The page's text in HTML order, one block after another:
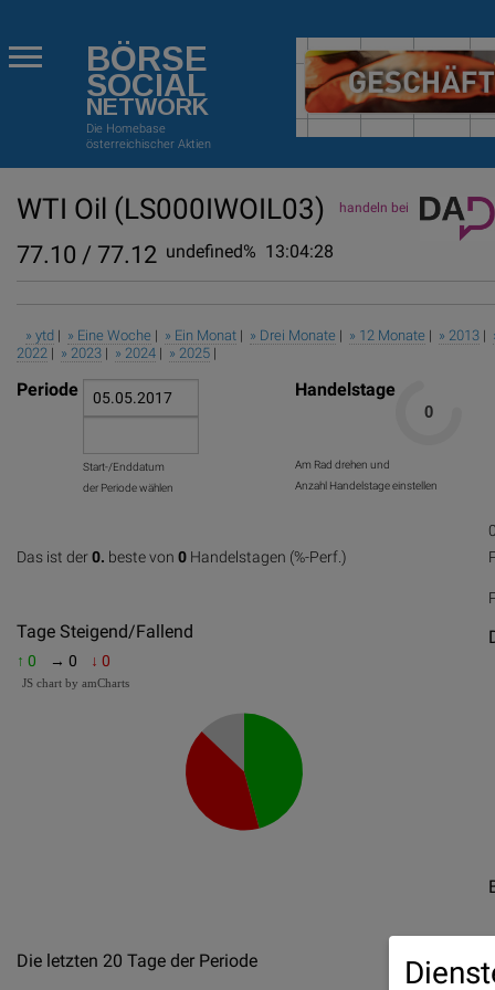
BÖRSE
SOCIAL
NETWORK
Die Homebase
österreichischer Aktien
WTI Oil (LS000IWOIL03) handeln bei
77.10 / 77.12 undefined% 13:04:28
» ytd | » Eine Woche | » Ein Monat | » Drei Monate | » 12 Monate | » 2013 |
2022 | » 2023 | » 2024 | » 2025 |
Periode
Start-/Enddatum
der Periode wählen
Handelstage
Am Rad drehen und
Anzahl Handelstage einstellen
60
Das ist der0. beste von 0 Handelstagen (%-Perf.)
0 40
Tage Steigend/Fallend
↑ 0 → 0 ↓ 0
JS chart by amCharts
0
1
Die letzten 20 Tage der Periode